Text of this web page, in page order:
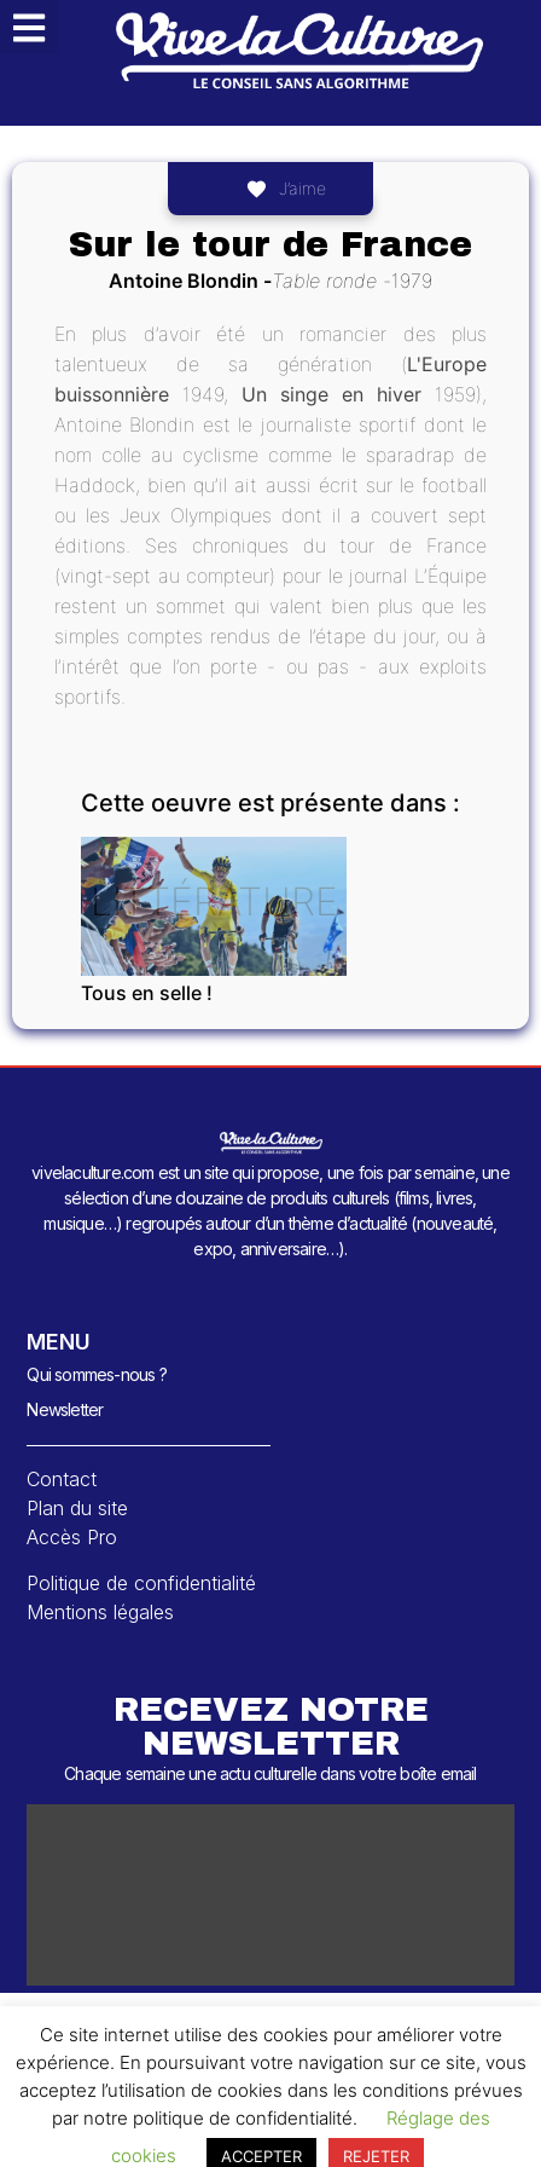
J’aime
Sur le tour de France
Antoine Blondin Table ronde 1979
En plus d’avoir été un romancier des plus
talentueux de sa génération (L'Europe
buissonnière 1949, Un singe en hiver 1959),
Antoine Blondin est le journaliste sportif dont le
nom colle au cyclisme comme le sparadrap de
Haddock, bien qu’il ait aussi écrit sur le football
ou les Jeux Olympiques dont il a couvert sept
éditions. Ses chroniques du tour de France
(vingt-sept au compteur) pour le journal L’Équipe
restent un sommet qui valent bien plus que les
simples comptes rendus de l’étape du jour, ou à
l’intérêt que l’on porte - ou pas - aux exploits
sportifs.
Cette oeuvre est présente dans :
LITTÉRATURE
Tous en selle !
vivelaculture.com est un site qui propose, une fois par semaine, une
sélection d’une douzaine de produits culturels (films, livres,
musique…) regroupés autour d’un thème d’actualité (nouveauté,
expo, anniversaire…).
MENU
Qui sommes-nous ?
Newsletter
Contact
Plan du site
Accès Pro
Politique de confidentialité
Mentions légales
RECEVEZ NOTRE
NEWSLETTER
Chaque semaine une actu culturelle dans votre boîte email
© 2026 – 2 ème Round – Tous droits réservés.
Ce site internet utilise des cookies pour améliorer votre
expérience. En poursuivant votre navigation sur ce site, vous
acceptez l’utilisation de cookies dans les conditions prévues
par notre politique de confidentialité.
Réglage des
cookies
ACCEPTER REJETER